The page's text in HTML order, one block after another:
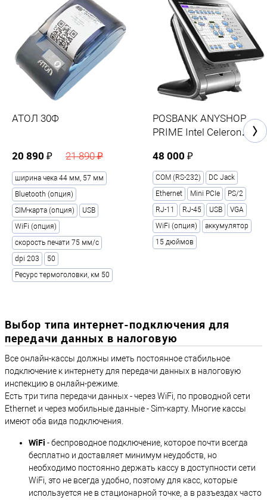
АТОЛ 30Ф
20 890 ₽ 21 890 ₽
ширина чека 44 мм, 57 мм
Bluetooth (опция)
SIM-карта (опция)
USB
WiFi (опция)
скорость печати 75 мм/с
dpi 203
50
Ресурс термоголовки, км 50
POSBANK ANYSHOP
PRIME Intel Celeron
J1900 (2.0 GHz), 15", 4GB
DDR3L, SSD 64GB
48 000 ₽
COM (RS-232)
DC Jack
Ethernet
Mini PCIe
PS/2
RJ-11
RJ-45 USB
VGA
WiFi (опция)
аккумулятор
15 дюймов
Выбор типа интернет-подключения для
передачи данных в налоговую
Все онлайн-кассы должны иметь постоянное стабильное
подключение к интернету для передачи данных в налоговую
инспекцию в онлайн-режиме.
Есть три типа передачи данных - через WiFi, по проводной сети
Ethernet и через мобильные данные - Sim-карту. Многие кассы
имеют оба вида подключения.
WiFi - беспроводное подключение, которое почти всегда
бесплатно и доставляет минимум неудобств, но
необходимо постоянно держать кассу в доступности сети
WiFi, это не всегда удобно, поэтому для касс, которые
используется не в стационарной точке, а в разъездах часто